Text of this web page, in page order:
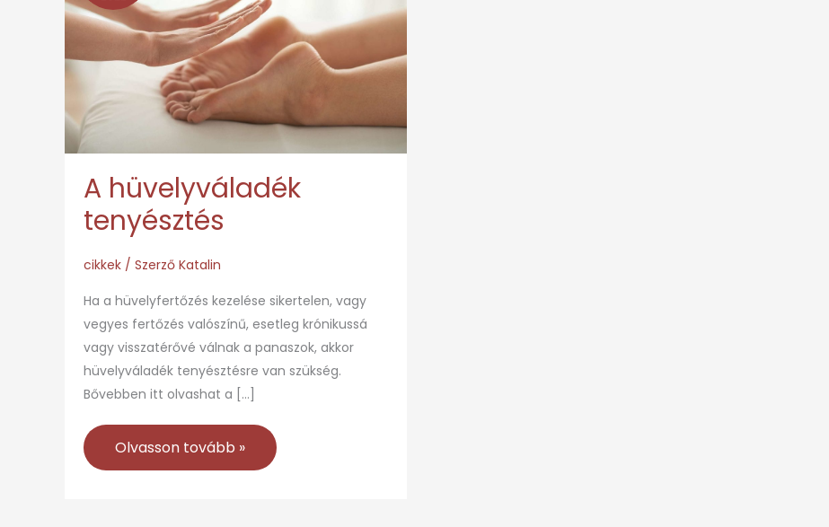
A hüvelyváladék
tenyésztés
cikkek / Szerző Katalin
Ha a hüvelyfertőzés kezelése sikertelen, vagy
vegyes fertőzés valószínű, esetleg krónikussá
vagy visszatérővé válnak a panaszok, akkor
hüvelyváladék tenyésztésre van szükség.
Bővebben itt olvashat a […]
tenyésztés
Olvasson tovább »